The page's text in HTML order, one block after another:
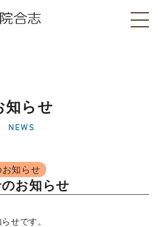
合志
知らせ
NEWS
知らせ
お知らせ
せです。